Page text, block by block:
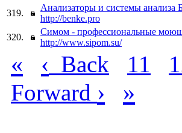
319.
Анализаторы и системы анализа
http://benke.pro
320.
Симом - профессиональные
http://www.sipom.su/
« ‹ Back 11
Forward › »